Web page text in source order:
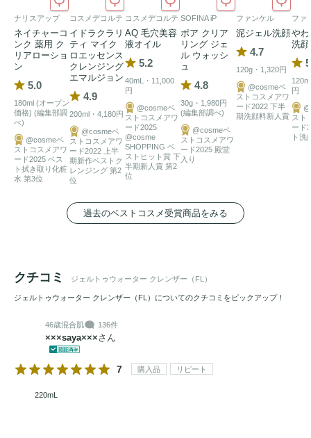
ナリスアップ
ネイチャーコ
ンク 薬用 ク
リアローショ
ン
5.0
180ml (オープン
価格) (編集部調
べ)
@cosmeベ
ストコスメアワ
ード2025 ベス
ト拭き取り化粧
水 第3位
コスメデコルテ
イドラクラリ
ティ マイク
ロエッセンス
クレンジング
エマルジョン
4.9
200ml・4,180円
@cosmeベ
ストコスメアワ
ード2022 上半
期新作ベストク
レンジング 第2
位
コスメデコルテ
AQ 毛穴美容
液オイル
5.2
40mL・11,000
円
@cosmeベ
ストコスメアワ
ード2025
@cosme
SHOPPING ベ
ストヒット賞 下
半期新人賞 第2
位
SOFINA iP
ポア クリア
リング ジェ
ル ウォッシ
ュ
4.8
30g・1,980円
(編集部調べ)
@cosmeベ
ストコスメアワ
ード2025 殿堂
入り
ファンケル
泥ジェル洗顔
4.7
120g・1,320円
@cosmeベ
ストコスメアワ
ード2022 下半
期洗顔料新人賞
ファ
や
洗顔
円
スト
ード
ト洗
過去のベストコスメ受賞商品をみる
クチコミ ジェルトゥウォーター クレンザー（FL）
ジェルトゥウォーター クレンザー（FL）についてのクチコミをピックアップ！
46歳混合肌 136件
×××saya×××さん
7 購入品 リピート
220mL